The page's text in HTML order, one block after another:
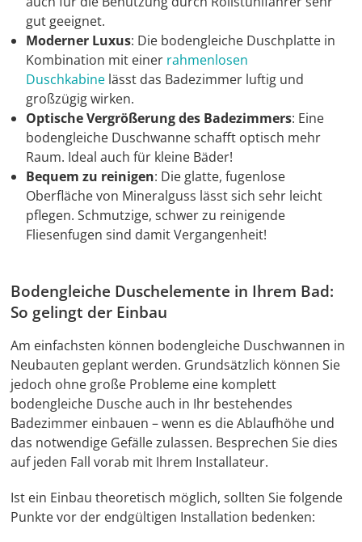
gut geeignet.
Moderner Luxus: Die bodengleiche Duschplatte in
Kombination mit einer rahmenlosen
Duschkabine lässt das Badezimmer luftig und
großzügig wirken.
Optische Vergrößerung des Badezimmers: Eine
bodengleiche Duschwanne schafft optisch mehr
Raum. Ideal auch für kleine Bäder!
Bequem zu reinigen: Die glatte, fugenlose
Oberfläche von Mineralguss lässt sich sehr leicht
pflegen. Schmutzige, schwer zu reinigende
Fliesenfugen sind damit Vergangenheit!
Bodengleiche Duschelemente in Ihrem Bad:
So gelingt der Einbau
Am einfachsten können bodengleiche Duschwannen in
Neubauten geplant werden. Grundsätzlich können Sie
jedoch ohne große Probleme eine komplett
bodengleiche Dusche auch in Ihr bestehendes
Badezimmer einbauen – wenn es die Ablaufhöhe und
das notwendige Gefälle zulassen. Besprechen Sie dies
auf jeden Fall vorab mit Ihrem Installateur.
Ist ein Einbau theoretisch möglich, sollten Sie folgende
Punkte vor der endgültigen Installation bedenken: